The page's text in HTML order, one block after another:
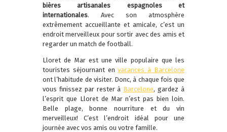
bières artisanales espagnoles et
internationales. Avec son atmosphère
extrêmement accueillante et amicale, c’est un
endroit merveilleux pour sortir avec des amis et
regarder un match de football.
Lloret de Mar est une ville populaire que les
touristes séjournant envacances à Barcelone
ont l’habitude de visiter. Donc, à chaque fois que
vous finissez par rester à Barcelone, gardez à
l’esprit que Lloret de Mar n’est pas bien loin.
Belle plage, bonne nourriture et du vin
merveilleux! C’est l’endroit idéal pour une
journée avec vos amis ou votre famille.